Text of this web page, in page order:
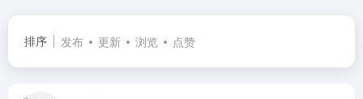
排序 发布 更新 浏览 点赞